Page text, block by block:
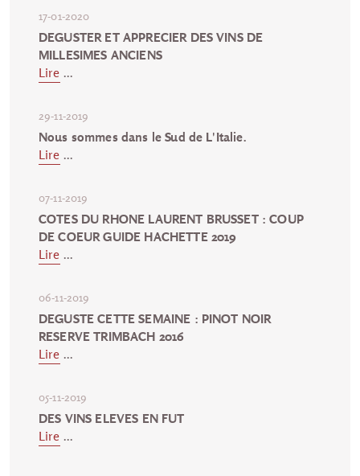
17-01-2020
DEGUSTER ET APPRECIER DES VINS DE
MILLESIMES ANCIENS
Lire ...
29-11-2019
Nous sommes dans le Sud de L'Italie.
Lire ...
07-11-2019
COTES DU RHONE LAURENT BRUSSET : COUP
DE COEUR GUIDE HACHETTE 2019
Lire ...
06-11-2019
DEGUSTE CETTE SEMAINE : PINOT NOIR
RESERVE TRIMBACH 2016
Lire ...
05-11-2019
DES VINS ELEVES EN FUT
Lire ...